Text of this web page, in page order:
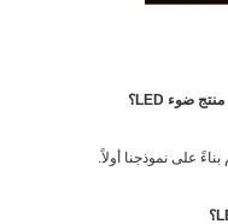
على نموذجنا أولاً.